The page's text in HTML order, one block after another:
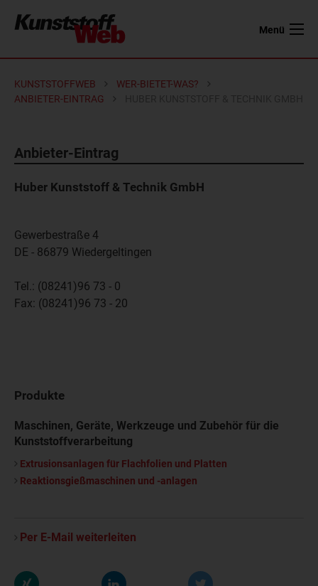
Menü
KUNSTSTOFFWEB
WER-BIETET-WAS?
ANBIETER-EINTRAG
Anbieter-Eintrag
Huber Kunststoff & Technik GmbH
Gewerbestraße 4
DE - 86879 Wiedergeltingen
Tel.: (08241)96 73 - 0
Fax: (08241)96 73 - 20
Produkte
Maschinen, Geräte, Werkzeuge und Zubehör für die
Kunststoffverarbeitung
Extrusionsanlagen für Flachfolien und Platten
Reaktionsgießmaschinen und -anlagen
Per E-Mail weiterleiten